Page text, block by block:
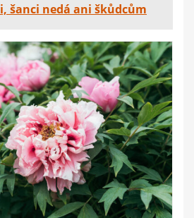
šanci nedá ani škůdcům